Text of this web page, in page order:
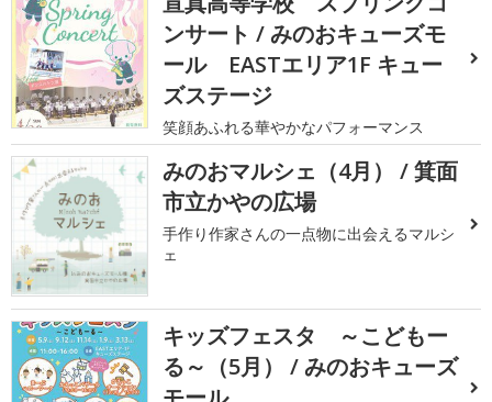
ンサート / みのおキューズモ
ール EASTエリア1F キュー
ズステージ
笑顔あふれる華やかなパフォーマンス
みのおマルシェ（4月） / 箕面
市立かやの広場
手作り作家さんの一点物に出会えるマルシ
ェ
キッズフェスタ ～こどもー
る～（5月） / みのおキューズ